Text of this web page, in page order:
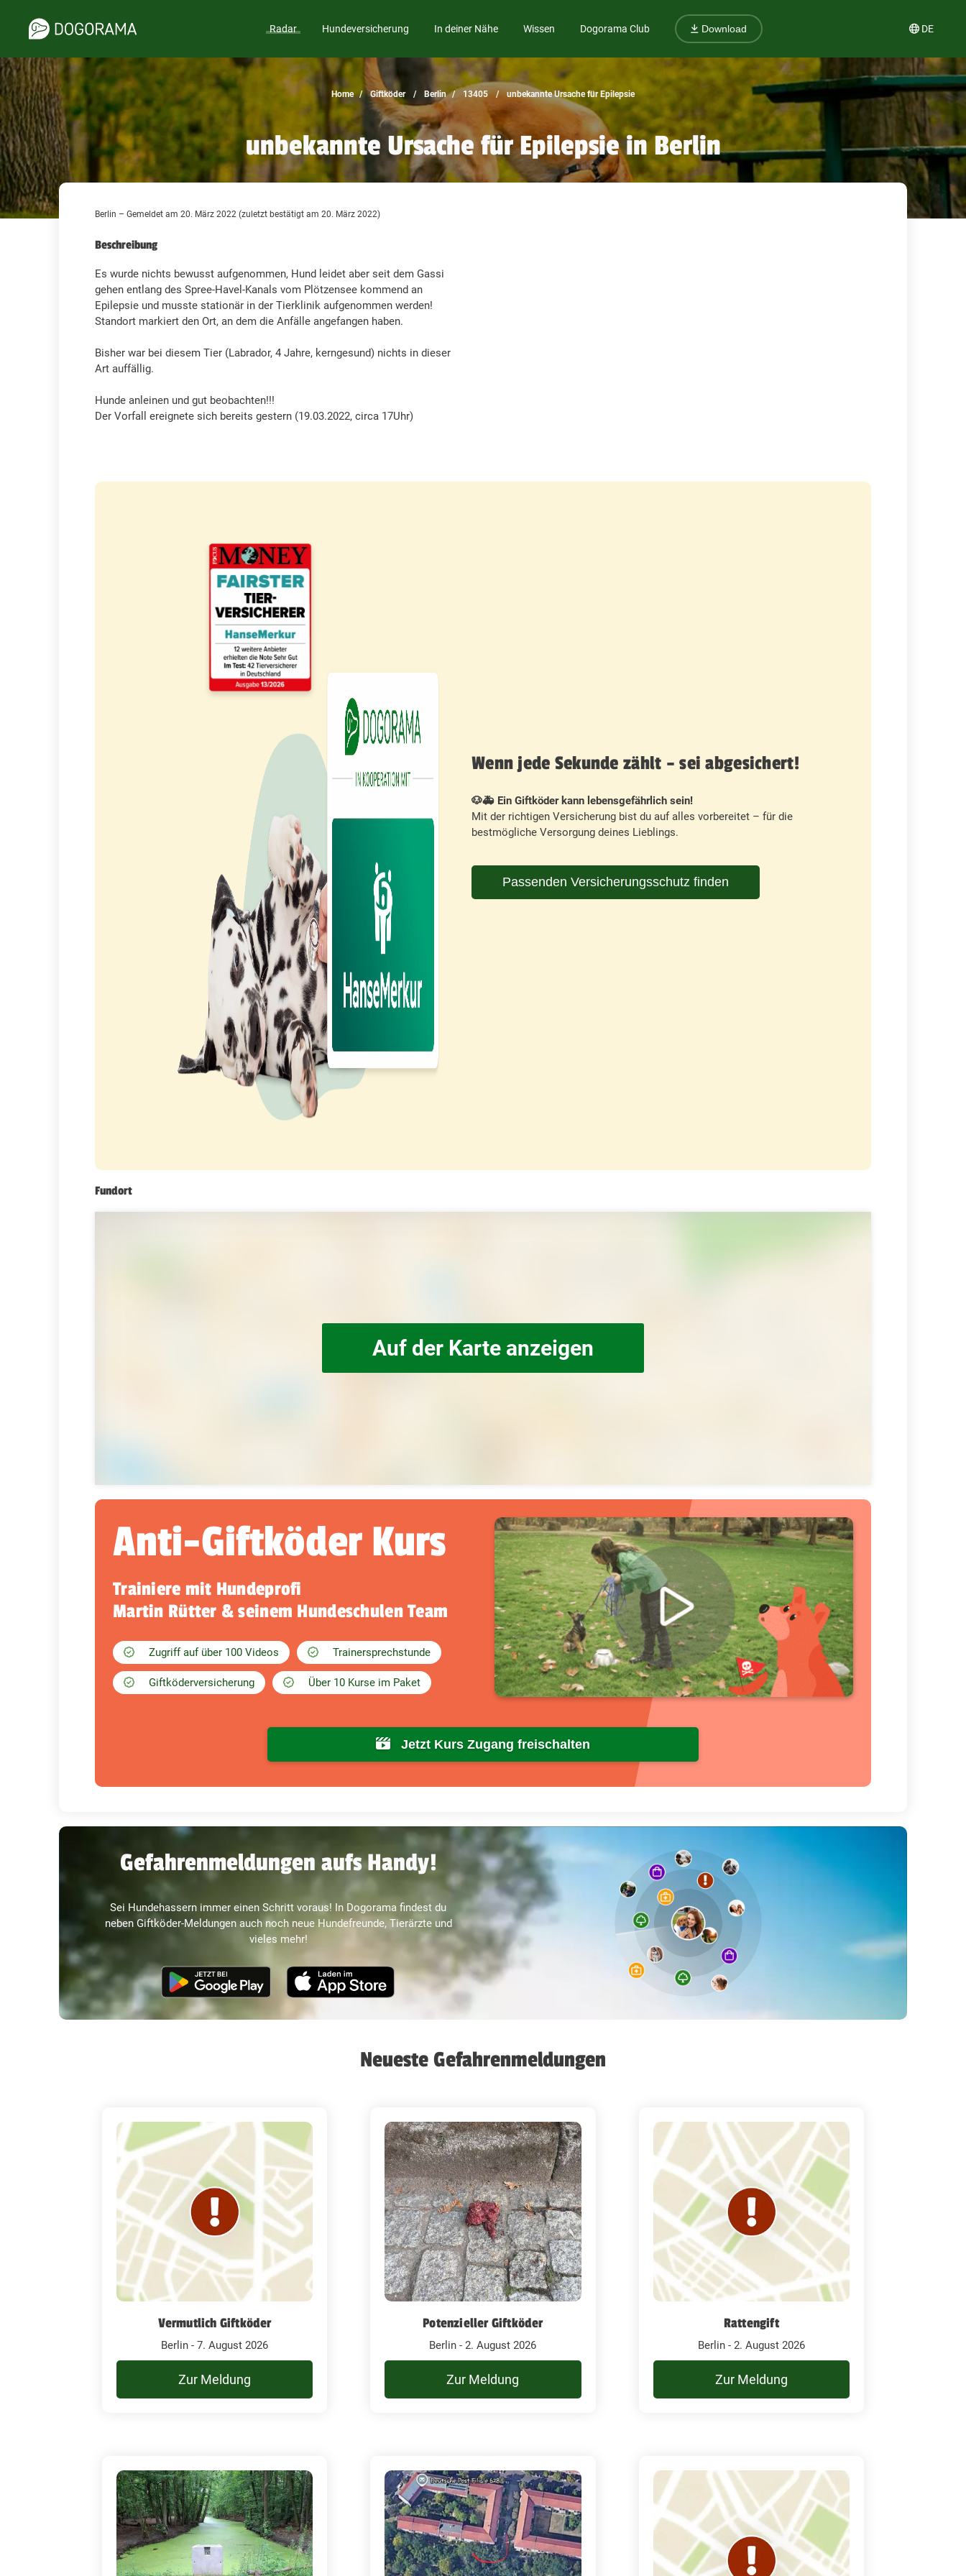
Radar Hundeversicherung In deiner Nähe Wissen Dogorama Club Download DE
Home Giftköder Berlin 13405 unbekannte Ursache für Epilepsie
unbekannte Ursache für Epilepsie in Berlin
Berlin – Gemeldet am 20. März 2022 (zuletzt bestätigt am 20. März 2022)
Beschreibung
Es wurde nichts bewusst aufgenommen, Hund leidet aber seit dem Gassi
gehen entlang des Spree-Havel-Kanals vom Plötzensee kommend an
Epilepsie und musste stationär in der Tierklinik aufgenommen werden!
Standort markiert den Ort, an dem die Anfälle angefangen haben.
Bisher war bei diesem Tier (Labrador, 4 Jahre, kerngesund) nichts in dieser
Art auffällig.
Hunde anleinen und gut beobachten!!!
Der Vorfall ereignete sich bereits gestern (19.03.2022, circa 17Uhr)
Wenn jede Sekunde zählt – sei abgesichert!
🐶🚑 Ein Giftköder kann lebensgefährlich sein!
Mit der richtigen Versicherung bist du auf alles vorbereitet – für die
bestmögliche Versorgung deines Lieblings.
Passenden Versicherungsschutz finden
Fundort
Auf der Karte anzeigen
Anti-Giftköder Kurs
Trainiere mit Hundeprofi
Martin Rütter & seinem Hundeschulen Team
Zugriff auf über 100 Videos Trainersprechstunde
Giftköderversicherung Über 10 Kurse im Paket
Jetzt Kurs Zugang freischalten
Gefahrenmeldungen aufs Handy!
Sei Hundehassern immer einen Schritt voraus! In Dogorama findest du
neben Giftköder-Meldungen auch noch neue Hundefreunde, Tierärzte und
vieles mehr!
Neueste Gefahrenmeldungen
Vermutlich Giftköder
Berlin - 7. August 2026
Zur Meldung
Potenzieller Giftköder
Berlin - 2. August 2026
Zur Meldung
Rattengift
Berlin - 2. August 2026
Zur Meldung